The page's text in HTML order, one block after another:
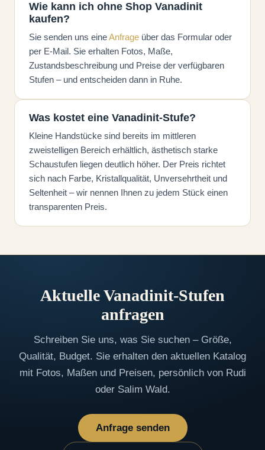
Wie kann ich ohne Shop Vanadinit
kaufen?
Sie senden uns eineAnfrage über das Formular oder
per E-Mail. Sie erhalten Fotos, Maße,
Zustandsbeschreibung und Preise der verfügbaren
Stufen – und entscheiden dann in Ruhe.
Was kostet eine Vanadinit-Stufe?
Kleine Handstücke sind bereits im mittleren
zweistelligen Bereich erhältlich, ästhetisch starke
Schaustufen liegen deutlich höher. Der Preis richtet
sich nach Farbe, Kristallqualität, Unversehrtheit und
Seltenheit – wir nennen Ihnen zu jedem Stück einen
transparenten Preis.
Aktuelle Vanadinit-Stufen
anfragen
Schreiben Sie uns, was Sie suchen – Größe,
Qualität, Budget. Sie erhalten den aktuellen Katalog
mit Fotos, Maßen und Preisen, persönlich von Rudi
oder Salim Wald.
Anfrage senden